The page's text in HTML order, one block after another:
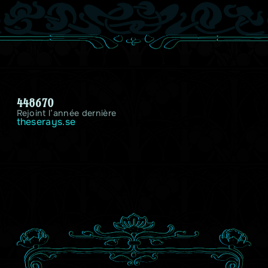
448670
Rejoint l’année dernière
theserays.se